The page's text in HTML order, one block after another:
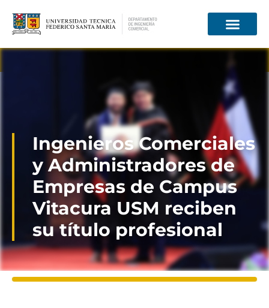
Ingenieros Comerciales
y Administradores de
Empresas de Campus
Vitacura USM reciben
su título profesional